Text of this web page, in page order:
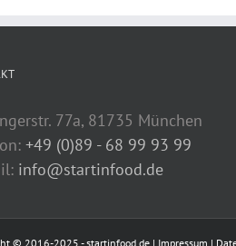
77a, 81735 München
+49 (0)89 - 68 99 93 99
info@startinfood.de
© 2016-2025 - startinfood.de | Impressum |